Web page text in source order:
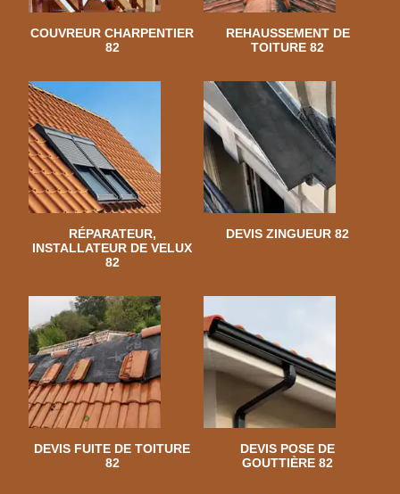
COUVREUR CHARPENTIER
82
REHAUSSEMENT DE
TOITURE 82
RÉPARATEUR,
INSTALLATEUR DE VELUX
82
DEVIS ZINGUEUR 82
DEVIS FUITE DE TOITURE
82
DEVIS POSE DE
GOUTTIÈRE 82